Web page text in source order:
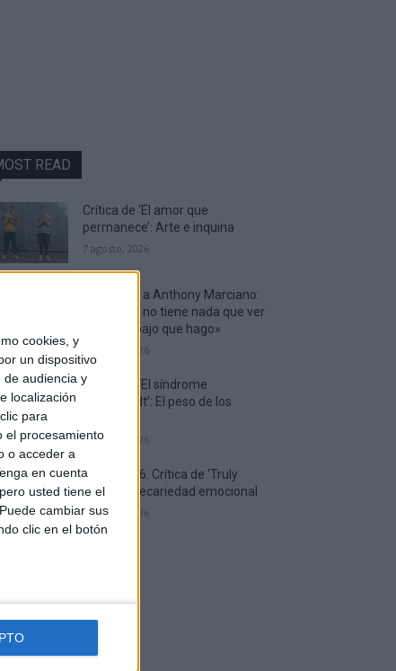
cookies, y
un dispositivo
de audiencia y
localización
para
el procesamiento
o acceder a
en cuenta
usted tiene el
cambiar sus
clic en el botón
READ
Crítica de ‘El amor que
permanece’: Arte e inquina
7 agosto, 2026
Entrevista a Anthony Marciano:
«Mi sueño no tiene nada que ver
con el trabajo que hago»
7 agosto, 2026
Crítica de ‘El síndrome
Rembrandt’: El peso de los
7 agosto, 2026
AMFF 2026. Crítica de ‘Truly
Naked’: Precariedad emocional
7 agosto, 2026